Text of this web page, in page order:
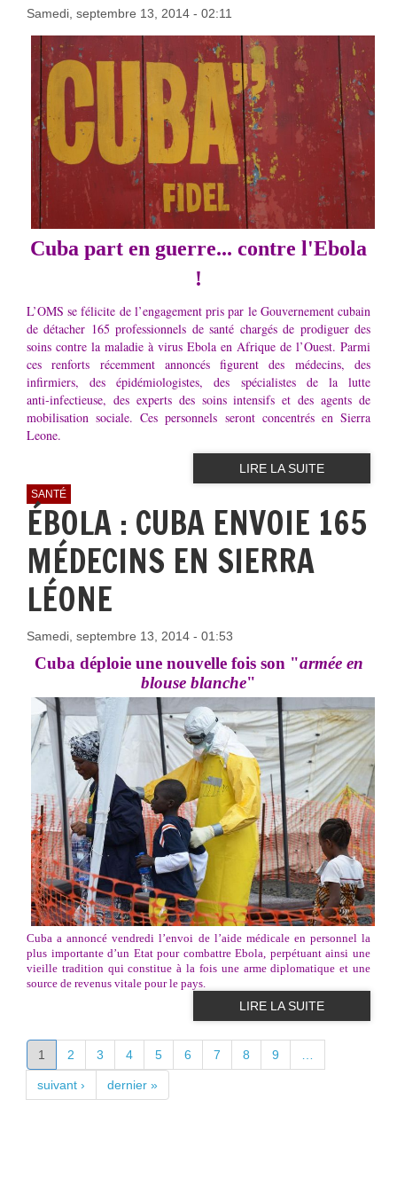
Samedi, septembre 13, 2014 - 02:11
Cuba part en guerre... contre l'Ebola
!
L’OMS se félicite de l’engagement pris par le Gouvernement cubain
de détacher 165 professionnels de santé chargés de prodiguer des
soins contre la maladie à virus Ebola en Afrique de l’Ouest. Parmi
ces renforts récemment annoncés figurent des médecins, des
infirmiers, des épidémiologistes, des spécialistes de la lutte
anti‑infectieuse, des experts des soins intensifs et des agents de
mobilisation sociale. Ces personnels seront concentrés en Sierra
Leone.
LIRE LA SUITE
SANTÉ
ÉBOLA : CUBA ENVOIE 165
MÉDECINS EN SIERRA
LÉONE
Samedi, septembre 13, 2014 - 01:53
Cuba déploie une nouvelle fois son "armée en
blouse blanche"
Cuba a annoncé vendredi l’envoi de l’aide médicale en personnel la
plus importante d’un Etat pour combattre Ebola, perpétuant ainsi une
vieille tradition qui constitue à la fois une arme diplomatique et une
source de revenus vitale pour le pays.
LIRE LA SUITE
PAGES
1 2 3 4 5 6 7 8 9
suivant › dernier »